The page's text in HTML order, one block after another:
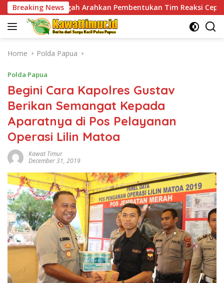
Skip
to
content
Breaking News
Arahkan Pembentukan Tim Reaksi Cepat Bencana
Home Polda Papua
Polda Papua
Begini Cara Kapolres Gustav
Berikan Semangat Kepada
Aparatnya di Pos Pelayanan
Operasi Lilin Matoa
Kawat Timur
December 31, 2019